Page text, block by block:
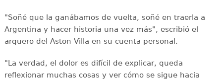
"Soñé que la ganábamos de vuelta, soñé en traerla a
Argentina y hacer historia una vez más", escribió el
arquero del Aston Villa en su cuenta personal.
"La verdad, el dolor es difícil de explicar, queda
reflexionar muchas cosas y ver cómo se sigue hacia